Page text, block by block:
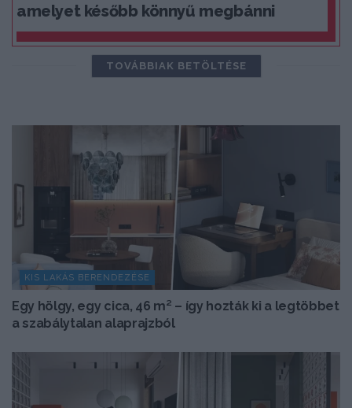
amelyet később könnyű megbánni
TOVÁBBIAK BETÖLTÉSE
KIS LAKÁS BERENDEZÉSE
Egy hölgy, egy cica, 46 m² – így hozták ki a legtöbbet
a szabálytalan alaprajzból